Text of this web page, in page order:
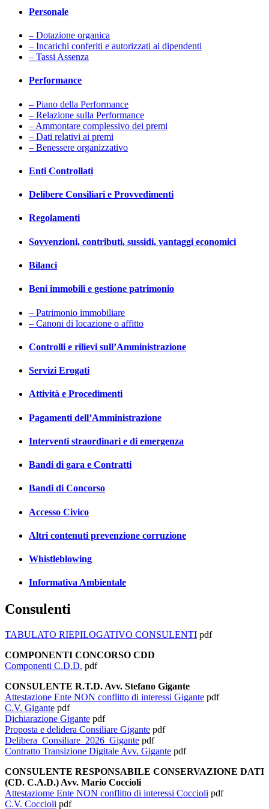
Personale
– Dotazione organica
– Incarichi conferiti e autorizzati ai dipendenti
– Tassi Assenza
Performance
– Piano della Performance
– Relazione sulla Performance
– Ammontare complessivo dei premi
– Dati relativi ai premi
– Benessere organizzativo
Enti Controllati
Delibere Consiliari e Provvedimenti
Regolamenti
Sovvenzioni, contributi, sussidi, vantaggi economici
Bilanci
Beni immobili e gestione patrimonio
– Patrimonio immobiliare
– Canoni di locazione o affitto
Controlli e rilievi sull’Amministrazione
Servizi Erogati
Attività e Procedimenti
Pagamenti dell’Amministrazione
Interventi straordinari e di emergenza
Bandi di gara e Contratti
Bandi di Concorso
Accesso Civico
Altri contenuti prevenzione corruzione
Whistleblowing
Informativa Ambientale
Consulenti
TABULATO RIEPILOGATIVO CONSULENTI pdf
COMPONENTI CONCORSO CDD
Componenti C.D.D. pdf
CONSULENTE R.T.D. Avv. Stefano Gigante
Attestazione Ente NON conflitto di interessi Gigante pdf
C.V. Gigante pdf
Dichiarazione Gigante pdf
Proposta e delidera Consiliare Gigante pdf
Delibera_Consiliare_2026_Gigante pdf
Contratto Transizione Digitale Avv. Gigante pdf
CONSULENTE RESPONSABILE CONSERVAZIONE DATI
(CD. C.A.D.) Avv. Mario Coccioli
Attestaziome Ente NON conflitto di interessi Coccioli pdf
C.V. Coccioli pdf